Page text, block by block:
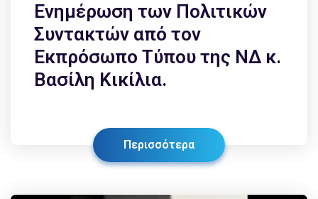
Ενημέρωση των Πολιτικών
Συντακτών από τον
Εκπρόσωπο Τύπου της ΝΔ κ.
Βασίλη Κικίλια.
Περισσότερα